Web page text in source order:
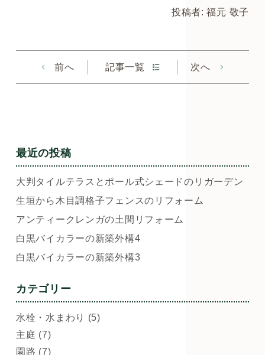
投稿者: 福元 敬子
前へ 記事一覧 次へ
最近の投稿
大判タイルテラスとポール式シェードのリガーデン
生垣から木目調格子フェンスのリフォーム
アンティークレンガの土間リフォーム
白黒バイカラーの新築外構4
白黒バイカラーの新築外構3
カテゴリー
水栓・水まわり (5)
主庭 (7)
園路 (7)